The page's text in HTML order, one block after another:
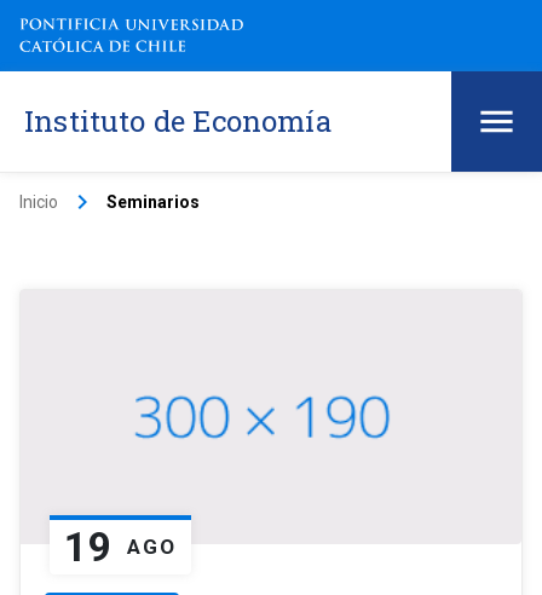
Instituto de Economía
Inicio keyboard_arrow_right Seminarios
19 AGO